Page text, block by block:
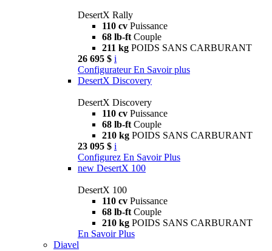
DesertX Rally
110 cv Puissance
68 lb-ft Couple
211 kg POIDS SANS CARBURANT
26 695 $ i
Configurateur En Savoir plus
DesertX Discovery
DesertX Discovery
110 cv Puissance
68 lb-ft Couple
210 kg POIDS SANS CARBURANT
23 095 $ i
Configurez En Savoir Plus
new DesertX 100
DesertX 100
110 cv Puissance
68 lb-ft Couple
210 kg POIDS SANS CARBURANT
En Savoir Plus
Diavel